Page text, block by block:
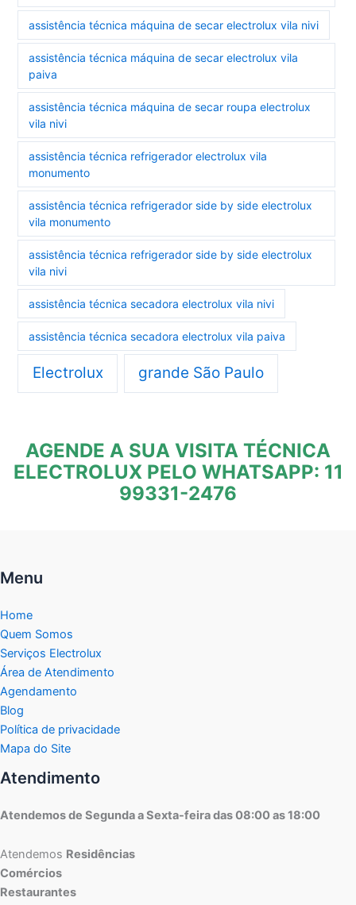
assistência técnica máquina de secar electrolux vila nivi
assistência técnica máquina de secar electrolux vila
paiva
assistência técnica máquina de secar roupa electrolux
vila nivi
assistência técnica refrigerador electrolux vila
monumento
assistência técnica refrigerador side by side electrolux
vila monumento
assistência técnica refrigerador side by side electrolux
vila nivi
assistência técnica secadora electrolux vila nivi
assistência técnica secadora electrolux vila paiva
Electrolux grande São Paulo
AGENDE A SUA VISITA TÉCNICA
ELECTROLUX PELO WHATSAPP: 11
99331-2476
Menu
Home
Quem Somos
Serviços Electrolux
Área de Atendimento
Agendamento
Blog
Política de privacidade
Mapa do Site
Atendimento
Atendemos de Segunda a Sexta-feira das 08:00 as 18:00
Atendemos Residências
Comércios
Restaurantes